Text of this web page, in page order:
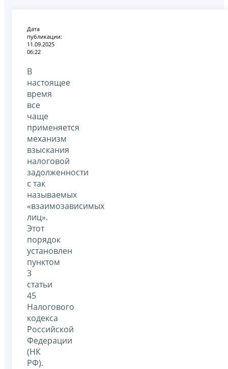
Дата
публикации:
11.09.2025
06:22
В
настоящее
время
все
чаще
применяется
механизм
взыскания
налоговой
задолженности
с так
называемых
«взаимозависимых
лиц».
Этот
порядок
установлен
пунктом
3
статьи
45
Налогового
кодекса
Российской
Федерации
(НК
РФ).